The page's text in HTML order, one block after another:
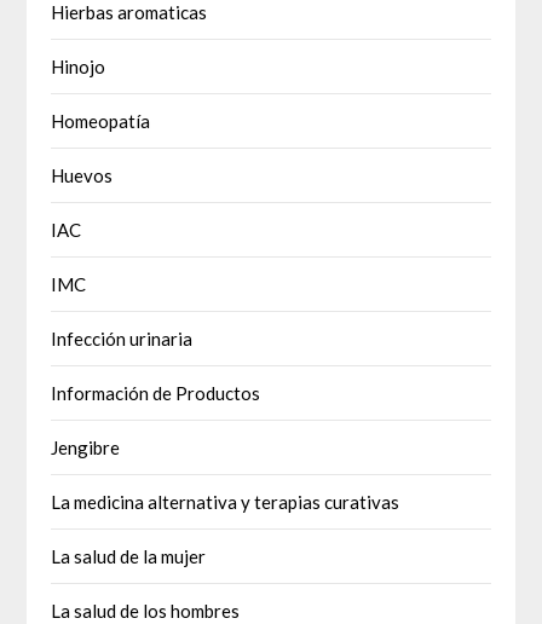
Hierbas aromaticas
Hinojo
Homeopatía
Huevos
IAC
IMC
Infección urinaria
Información de Productos
Jengibre
La medicina alternativa y terapias curativas
La salud de la mujer
La salud de los hombres